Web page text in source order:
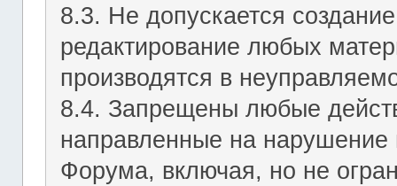
8.3. Не допускается
редактирование любых
производятся в
8.4. Запрещены любые
направленные на
Форума, включая, но не